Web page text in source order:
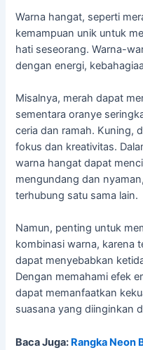
Warna hangat, seperti
kemampuan unik untuk
hati seseorang. Warna-
dengan energi,
Misalnya, merah dapat
sementara oranye
ceria dan ramah. Kuning,
fokus dan kreativitas.
warna hangat dapat
mengundang dan
terhubung satu sama lain.
Namun, penting untuk
kombinasi warna, karena
dapat menyebabkan
Dengan memahami efek
dapat memanfaatkan
suasana yang diinginkan
Baca Juga: Rangka Neon